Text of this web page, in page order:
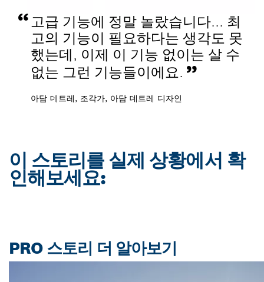
고급 기능에 정말 놀랐습니다... 최
고의 기능이 필요하다는 생각도 못
했는데, 이제 이 기능 없이는 살 수
없는 그런 기능들이에요.
아담 데트레, 조각가, 아담 데트레 디자인
이 스토리를 실제 상황에서 확
인해보세요:
PRO 스토리 더 알아보기